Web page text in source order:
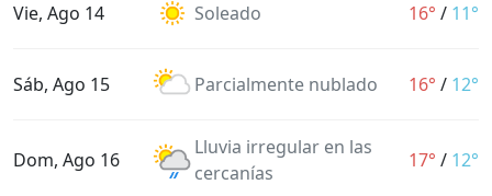
Vie, Ago 14 Soleado 16° / 11°
Sáb, Ago 15 Parcialmente nublado 16° / 12°
Dom, Ago 16
Lluvia irregular en las
cercanías
17° / 12°